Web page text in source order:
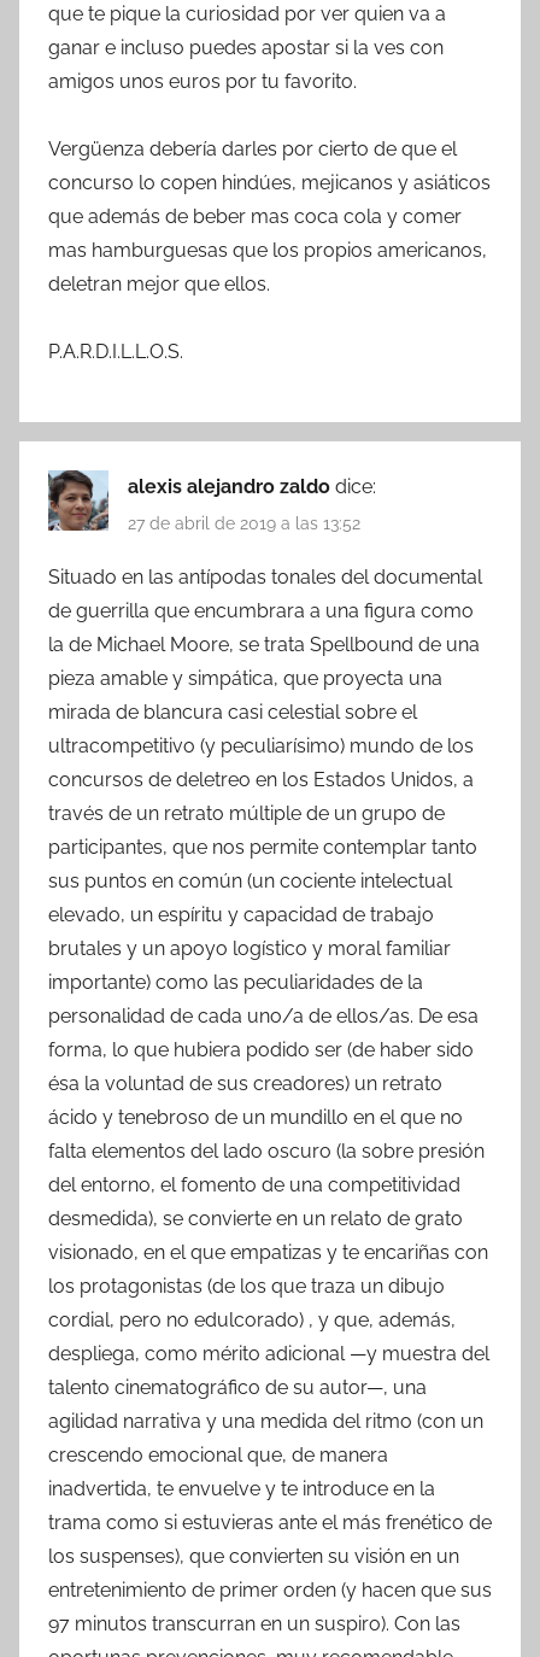
que te pique la curiosidad por ver quien va a
ganar e incluso puedes apostar si la ves con
amigos unos euros por tu favorito.
Vergüenza debería darles por cierto de que el
concurso lo copen hindúes, mejicanos y asiáticos
que además de beber mas coca cola y comer
mas hamburguesas que los propios americanos,
deletran mejor que ellos.
P.A.R.D.I.L.L.O.S.
alexis alejandro zaldo dice:
27 de abril de 2019 a las 13:52
Situado en las antípodas tonales del documental
de guerrilla que encumbrara a una figura como
la de Michael Moore, se trata Spellbound de una
pieza amable y simpática, que proyecta una
mirada de blancura casi celestial sobre el
ultracompetitivo (y peculiarísimo) mundo de los
concursos de deletreo en los Estados Unidos, a
través de un retrato múltiple de un grupo de
participantes, que nos permite contemplar tanto
sus puntos en común (un cociente intelectual
elevado, un espíritu y capacidad de trabajo
brutales y un apoyo logístico y moral familiar
importante) como las peculiaridades de la
personalidad de cada uno/a de ellos/as. De esa
forma, lo que hubiera podido ser (de haber sido
ésa la voluntad de sus creadores) un retrato
ácido y tenebroso de un mundillo en el que no
falta elementos del lado oscuro (la sobre presión
del entorno, el fomento de una competitividad
desmedida), se convierte en un relato de grato
visionado, en el que empatizas y te encariñas con
los protagonistas (de los que traza un dibujo
cordial, pero no edulcorado) , y que, además,
despliega, como mérito adicional —y muestra del
talento cinematográfico de su autor—, una
agilidad narrativa y una medida del ritmo (con un
crescendo emocional que, de manera
inadvertida, te envuelve y te introduce en la
trama como si estuvieras ante el más frenético de
los suspenses), que convierten su visión en un
entretenimiento de primer orden (y hacen que sus
97 minutos transcurran en un suspiro). Con las